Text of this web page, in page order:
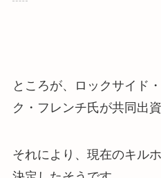
ところが、ロックサイド
ク・フレンチ氏が共同出
それにより、現在のキル